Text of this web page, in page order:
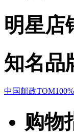
明星店
知名品
中国邮政TOM
购物